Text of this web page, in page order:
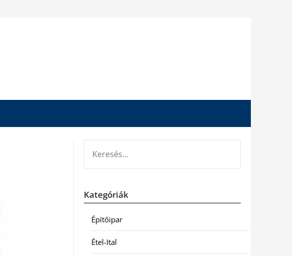
Kategóriák
Építőipar
Étel-Ital